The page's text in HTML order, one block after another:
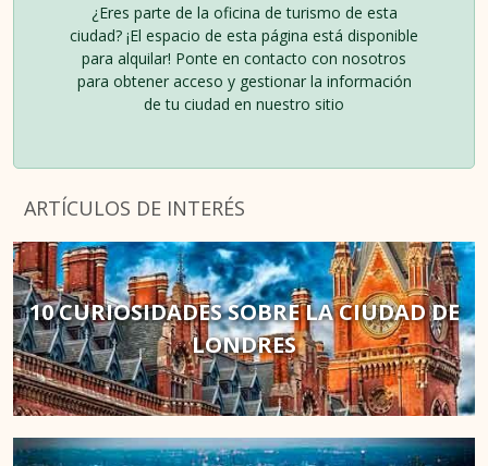
¿Eres parte de la oficina de turismo de esta
ciudad? ¡El espacio de esta página está disponible
para alquilar! Ponte en contacto con nosotros
para obtener acceso y gestionar la información
de tu ciudad en nuestro sitio
ARTÍCULOS DE INTERÉS
10 CURIOSIDADES SOBRE LA CIUDAD DE
LONDRES